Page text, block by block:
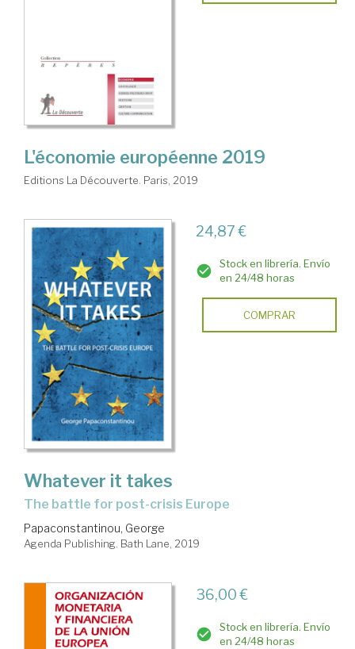
L'économie européenne 2019
Editions La Découverte. Paris, 2019
24,87 €
Stock en librería. Envío
en 24/48 horas
COMPRAR
Whatever it takes
the battle for post-crisis Europe
Papaconstantinou, George
Agenda Publishing. Bath Lane, 2019
36,00 €
Stock en librería. Envío
en 24/48 horas